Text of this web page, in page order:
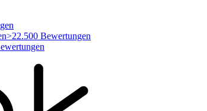
>22.500 Bewertungen